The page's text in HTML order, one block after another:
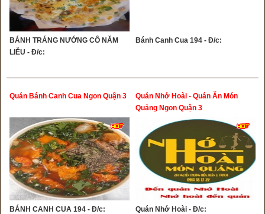
BÁNH TRÁNG NƯỚNG CÔ NĂM
LIỄU - Đ/c:
Bánh Canh Cua 194 - Đ/c:
Quán Bánh Canh Cua Ngon Quận 3
BÁNH CANH CUA 194 - Đ/c:
Quán Nhớ Hoài - Quán Ăn Món
Quảng Ngon Quận 3
Quán Nhớ Hoài - Đ/c: